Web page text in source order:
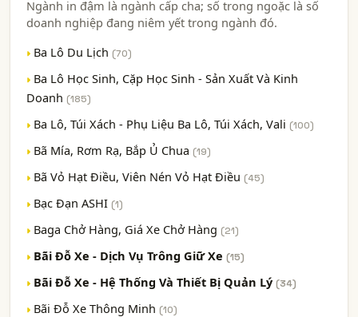
Ngành in đậm là ngành cấp cha; số trong ngoặc là số
doanh nghiệp đang niêm yết trong ngành đó.
Ba Lô Du Lịch (70)
Ba Lô Học Sinh, Cặp Học Sinh - Sản Xuất Và Kinh
Doanh (185)
Ba Lô, Túi Xách - Phụ Liệu Ba Lô, Túi Xách, Vali (100)
Bã Mía, Rơm Rạ, Bắp Ủ Chua (19)
Bã Vỏ Hạt Điều, Viên Nén Vỏ Hạt Điều (45)
Bạc Đạn ASHI (1)
Baga Chở Hàng, Giá Xe Chở Hàng (21)
Bãi Đỗ Xe - Dịch Vụ Trông Giữ Xe (15)
Bãi Đỗ Xe - Hệ Thống Và Thiết Bị Quản Lý (34)
Bãi Đỗ Xe Thông Minh (10)